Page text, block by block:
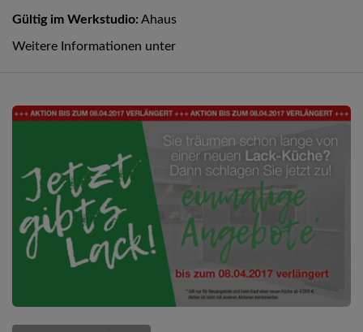
Gültig im Werkstudio: Ahaus
Weitere Informationen unter